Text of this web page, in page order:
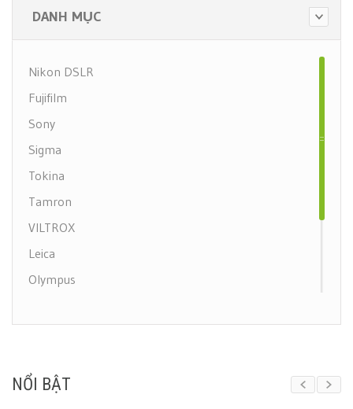
DANH MỤC
Nikon DSLR
Fujifilm
Sony
Sigma
Tokina
Tamron
VILTROX
Leica
Olympus
Canon DSLR
NỔI BẬT